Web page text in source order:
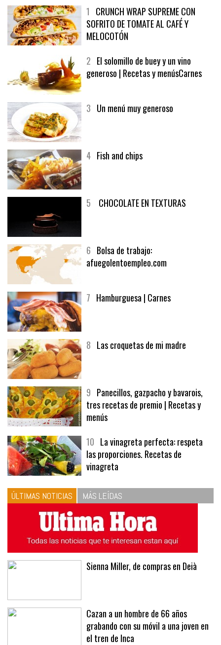
1 CRUNCH WRAP SUPREME CON
SOFRITO DE TOMATE AL CAFÉ Y
MELOCOTÓN
2 El solomillo de buey y un vino
generoso | Recetas y menúsCarnes
3 Un menú muy generoso
4 Fish and chips
5 CHOCOLATE EN TEXTURAS
6 Bolsa de trabajo:
afuegolentoempleo.com
7 Hamburguesa | Carnes
8 Las croquetas de mi madre
9 Panecillos, gazpacho y bavarois,
tres recetas de premio | Recetas y
menús
10 La vinagreta perfecta: respeta
las proporciones. Recetas de
vinagreta
ÚLTIMAS NOTICIAS MÁS LEÍDAS
Sienna Miller, de compras en Deià
Cazan a un hombre de 66 años
grabando con su móvil a una joven en
el tren de Inca